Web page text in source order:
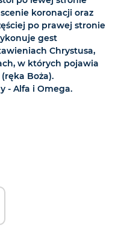
koronacji oraz
po prawej stronie
gest
Chrystusa,
w których pojawia
Boża).
- Alfa i Omega.